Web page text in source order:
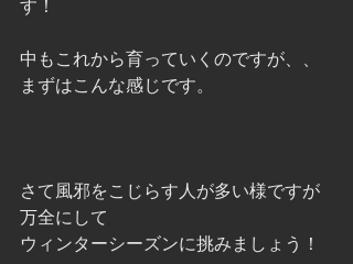
す！
中もこれから育っていくのですが、、
まずはこんな感じです。
さて風邪をこじらす人が多い様ですが
万全にして
ウィンターシーズンに挑みましょう！